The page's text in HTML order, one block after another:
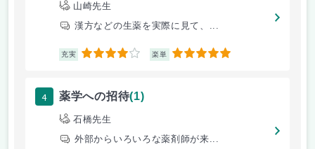
山崎先生
漢方などの生薬を実際に見て、...
充実 4 楽単 5
4 薬学への招待(1)
石橋先生
外部からいろいろな薬剤師が来...